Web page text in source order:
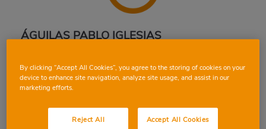
ÁGUILAS PABLO IGLESIAS
Teléfono: 96 878 83 23
Sábado: 09:00-21:30
By clicking “Accept All Cookies”, you agree to the storing of cookies on your
device to enhance site navigation, analyze site usage, and assist in our
marketing efforts.
Reject All Accept All Cookies